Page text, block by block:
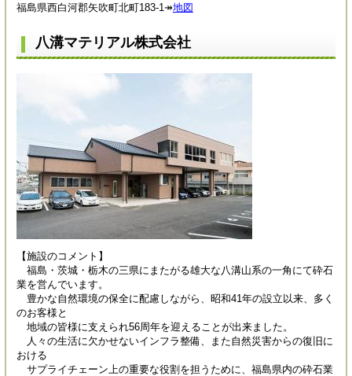
福島県西白河郡矢吹町北町183-1↠地図
八溝マテリアル株式会社
【施設のコメント】
福島・茨城・栃木の三県にまたがる雄大な八溝山系の一角にて砕石
業を営んでいます。
豊かな自然環境の保全に配慮しながら、昭和41年の設立以来、多く
のお客様と
地域の皆様に支えられ56周年を迎えることが出来ました。
人々の生活に欠かせないインフラ整備、また自然災害からの復旧に
おける
サプライチェーン上の重要な役割を担うために、福島県内の砕石業